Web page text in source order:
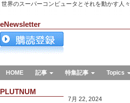
世界のスーパーコンピュータとそれを動かす人々
eNewsletter
HOME 記事 特集記事 Topics
PLUTNUM
7月 22, 2024